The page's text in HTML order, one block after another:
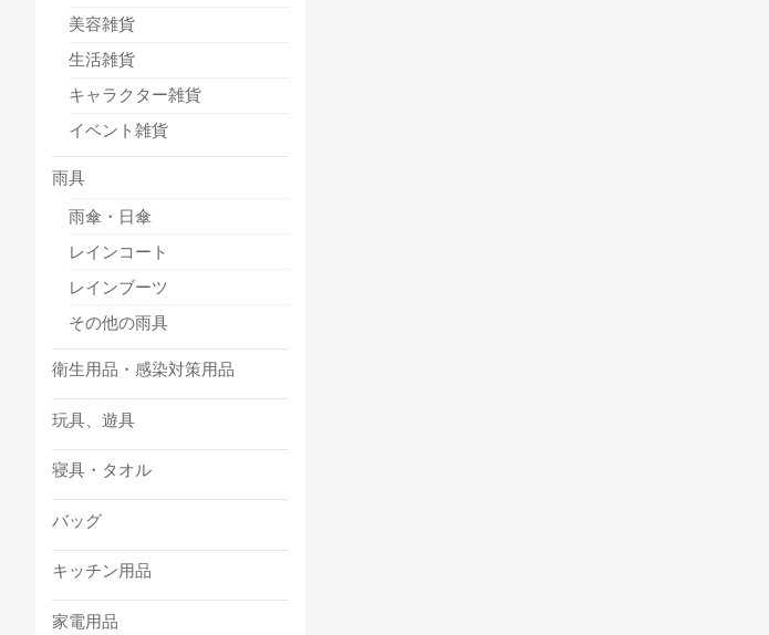
美容雑貨
生活雑貨
キャラクター雑貨
イベント雑貨
雨具
雨傘・日傘
レインコート
レインブーツ
その他の雨具
衛生用品・感染対策用品
玩具、遊具
寝具・タオル
バッグ
キッチン用品
家電用品